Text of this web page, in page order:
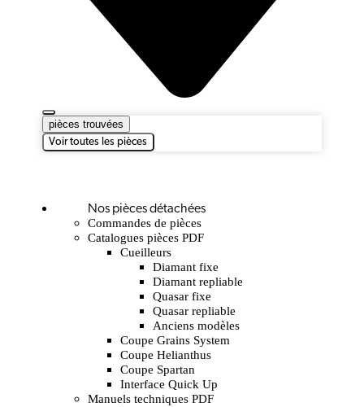
pièces trouvées
Voir toutes les pièces
Nos pièces détachées
Commandes de pièces
Catalogues pièces PDF
Cueilleurs
Diamant fixe
Diamant repliable
Quasar fixe
Quasar repliable
Anciens modèles
Coupe Grains System
Coupe Helianthus
Coupe Spartan
Interface Quick Up
Manuels techniques PDF